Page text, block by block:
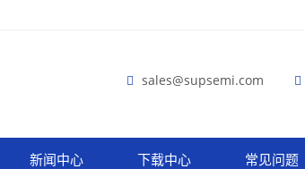
sales@supsemi.com
新闻中心 下载中心 常见问题